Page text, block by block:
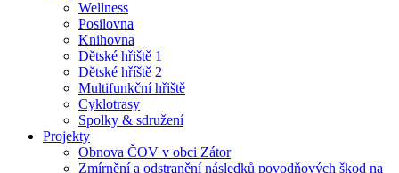
Wellness
Posilovna
Knihovna
Dětské hřiště 1
Dětské hříště 2
Multifunkční hřiště
Cyklotrasy
Spolky & sdružení
Projekty
Obnova ČOV v obci Zátor
Zmírnění a odstranění následků povodňových škod na